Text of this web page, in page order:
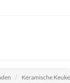
Keramische